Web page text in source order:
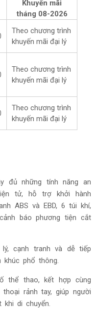
Khuyến mãi
tháng 08-2026
Theo chương trình
khuyến mãi đại lý
Theo chương trình
khuyến mãi đại lý
Theo chương trình
khuyến mãi đại lý
đủ những tính năng an
tử, hỗ trợ khởi hành
ABS và EBD, 6 túi khí,
báo phương tiện cắt
cạnh tranh và dễ tiếp
khúc phổ thông.
thể thao, kết hợp cùng
rảnh tay, giúp người
di chuyển.